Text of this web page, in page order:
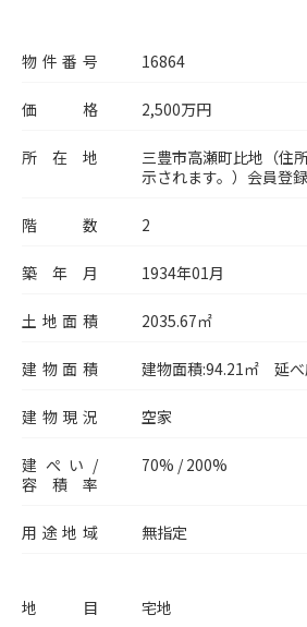
物件番号 16864
価格 2,500万円
所在地
三豊市高瀬町比地（住
示されます。） 会員登
階数 2
築年月 1934年01月
土地面積 2035.67㎡
建物面積 建物面積:94.21㎡ 延べ
建物現況 空家
建ぺい/
容積率
70% /200%
用途地域 無指定
地目 宅地